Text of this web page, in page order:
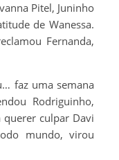
Pitel, Juninho
de Wanessa.
Fernanda,
faz uma semana
Rodriguinho,
culpar Davi
mundo, virou